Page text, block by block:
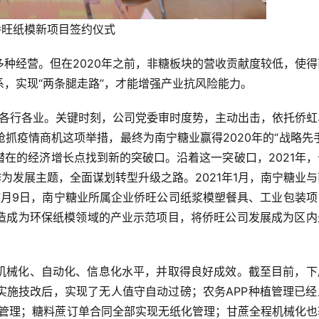
纸模新项目签约仪式
经营。但在2020年之前，非糖板块的营收贡献度较低，使
实现“两条腿走路”，才能增强产业抗风险能力。
行各业。关键时刻，公司党委审时度势，主动出击，依托侨
疫情商机这项举措，最终为南宁糖业赢得2020年的“战略先
的经济增长点找到新的突破口。沿着这一突破口，2021年
发展主题，全面谋划转型升级之路。2021年1月，南宁糖业
9日，南宁糖业所属企业侨旺公司纸浆模塑餐具、工业包装
为环保纸模领域的产业示范项目，将侨旺公司发展成为区
化、自动化、信息化水平，并取得良好成效。截至目前，
技改后，实现了无人值守自动过磅；农务APP种植管理已
；糖料蔗订单合同全部实现无纸化管理；甘蔗全程机械化